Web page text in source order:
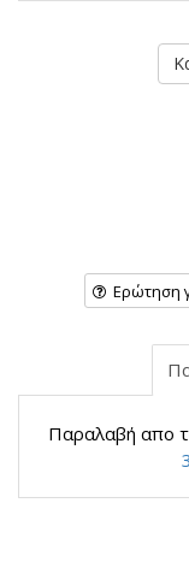
Ερώτηση
Παραλαβή απο